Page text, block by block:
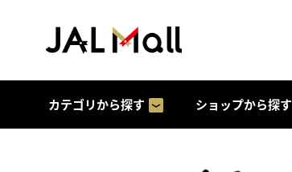
カテゴリから探す ショップから探す